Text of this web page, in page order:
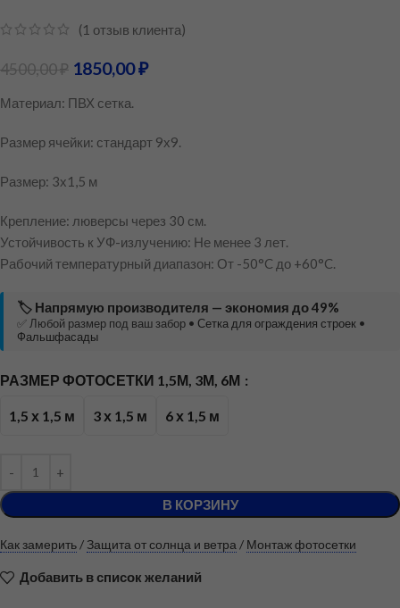
(1 отзыв клиента)
4500,00₽ 1850,00₽
Материал: ПВХ сетка.
Размер ячейки: стандарт 9х9.
Размер: 3х1,5 м
Крепление: люверсы через 30 см.
Устойчивость к УФ-излучению: Не менее 3 лет.
Рабочий температурный диапазон: От -50°C до +60°C.
🏷️ Напрямую производителя — экономия до 49%
✅ Любой размер под ваш забор • Сетка для ограждения строек •
Фальшфасады
РАЗМЕР ФОТОСЕТКИ 1,5М, 3М, 6М
1,5 х 1,5 м 3 х 1,5 м 6 х 1,5 м
В КОРЗИНУ
Как замерить / Защита от солнца и ветра / Монтаж фотосетки
Добавить в список желаний